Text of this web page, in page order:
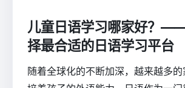
儿童日语学习哪家好？
择最合适的日语学习平台
随着全球化的不断加深，越来越多